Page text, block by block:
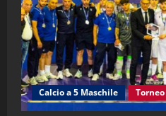
3 21/04/
4
(Martedi
15/04/
Calcio a 5 Maschile